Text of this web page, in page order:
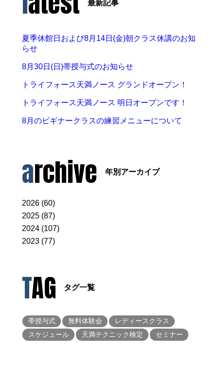
最新記事
夏季休館日および8月14日(金)朝クラス休講のお知
らせ
8月30日(日)帯授与式のお知らせ
トライフォース天満ノース グランドオープン！
トライフォース天満ノース 明日オープンです！
8月のビギナークラスの練習メニューについて
archive 年別アーカイブ
2026 (60)
2025 (87)
2024 (107)
2023 (77)
TAG タグ一覧
帯授与式 無料体験会
レディースクラス
スケジュール
天満テクニック検定 セミナー